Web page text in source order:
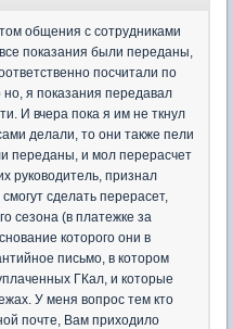
общения с сотрудниками
показания были переданы,
посчитали по
я показания передавал
И вчера пока я им не ткнул
делали, то они также пели
переданы, и мол перерасчет
руководитель, признал
сделать перерасет,
сезона (в платежке за
которого они в
письмо, в котором
ГКал, и которые
У меня вопрос тем кто
почте, Вам приходило